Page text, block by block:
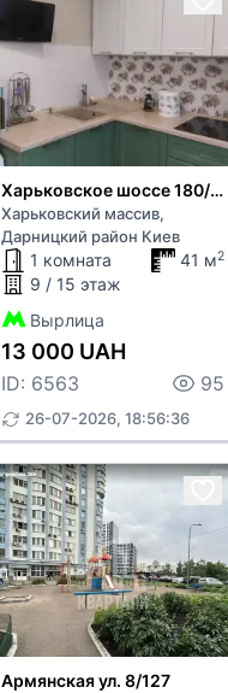
Харьковское шоссе 180/21
Харьковский массив,
Дарницкий район Киев
1 комната 41 м2
9 / 15 этаж
Вырлица
13 000 UAH
ID: 6563 95
26-07-2026, 18:56:36
Армянская ул. 8/127